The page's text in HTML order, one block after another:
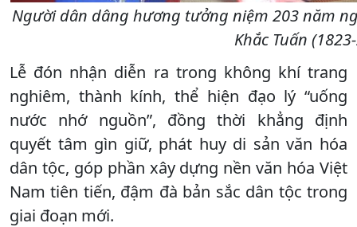
Người dân dâng hương tưởng niệm 203 năm
Khắc Tuấn
Lễ đón nhận diễn ra trong không khí trang
nghiêm, thành kính, thể hiện đạo lý “uống
nước nhớ nguồn”, đồng thời khẳng định
quyết tâm gìn giữ, phát huy di sản văn hóa
dân tộc, góp phần xây dựng nền văn hóa Việt
Nam tiên tiến, đậm đà bản sắc dân tộc trong
giai đoạn mới.